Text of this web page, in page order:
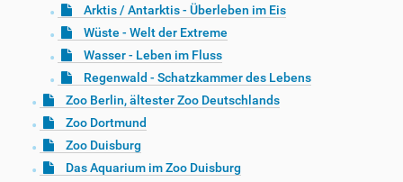
Arktis / Antarktis - Überleben im Eis
Wüste - Welt der Extreme
Wasser - Leben im Fluss
Regenwald - Schatzkammer des Lebens
Zoo Berlin, ältester Zoo Deutschlands
Zoo Dortmund
Zoo Duisburg
Das Aquarium im Zoo Duisburg